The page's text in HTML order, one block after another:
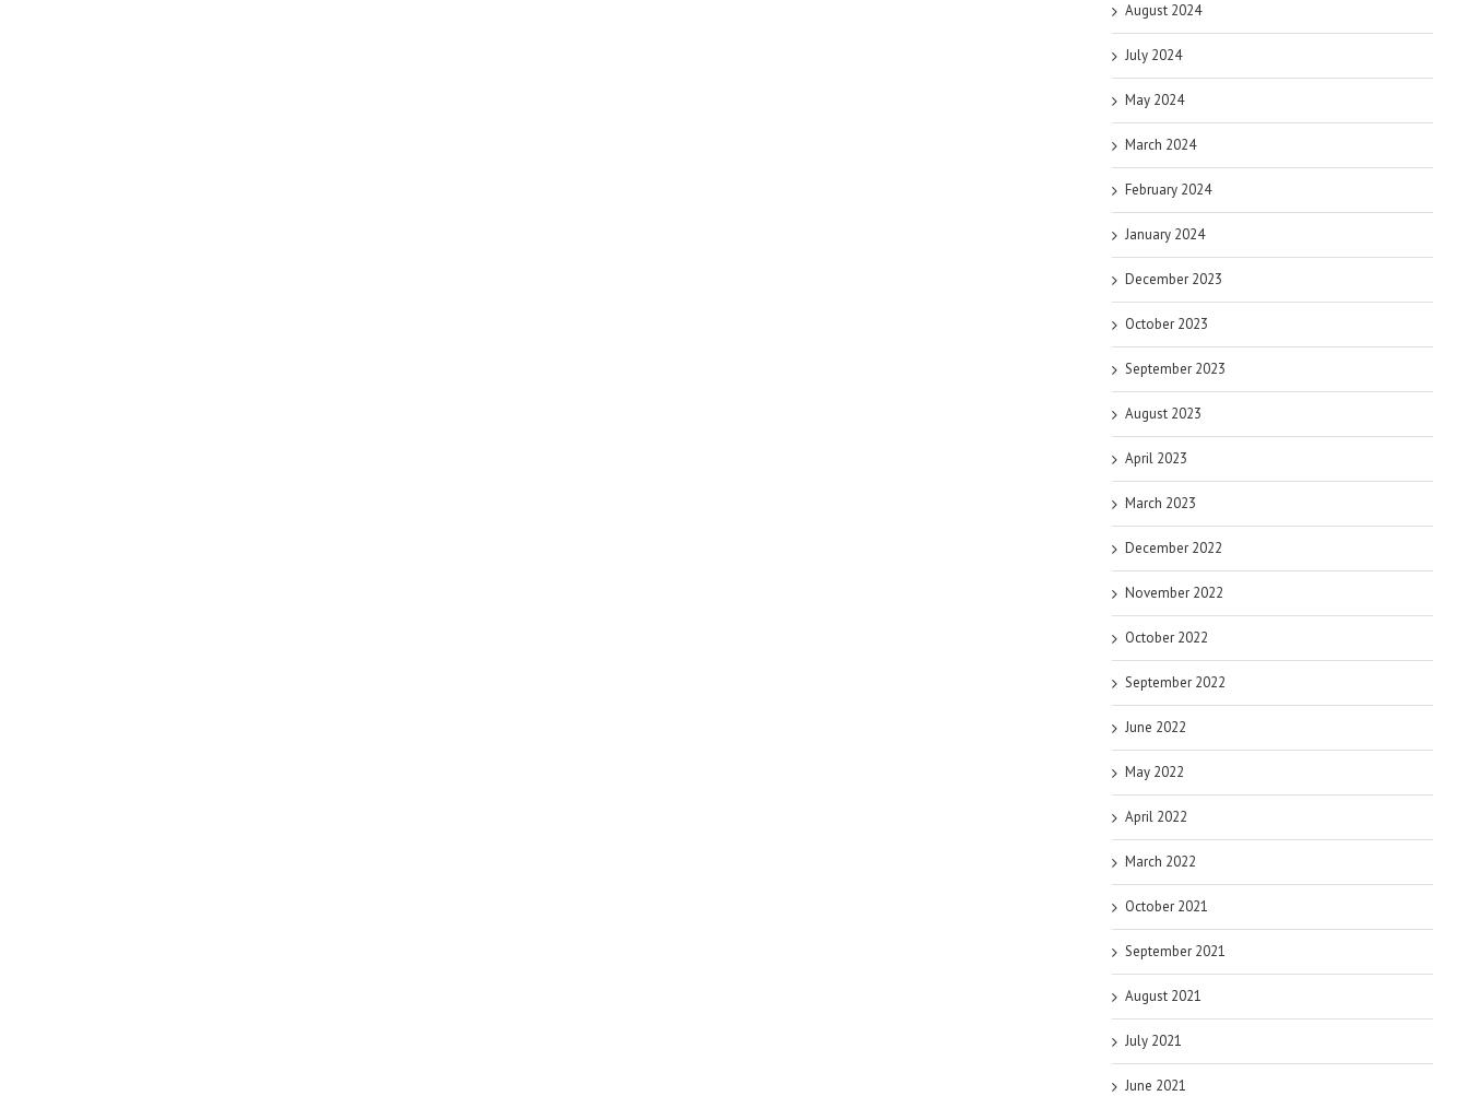
August 2024
July 2024
May 2024
March 2024
February 2024
January 2024
December 2023
October 2023
September 2023
August 2023
April 2023
March 2023
December 2022
November 2022
October 2022
September 2022
June 2022
May 2022
April 2022
March 2022
October 2021
September 2021
August 2021
July 2021
June 2021